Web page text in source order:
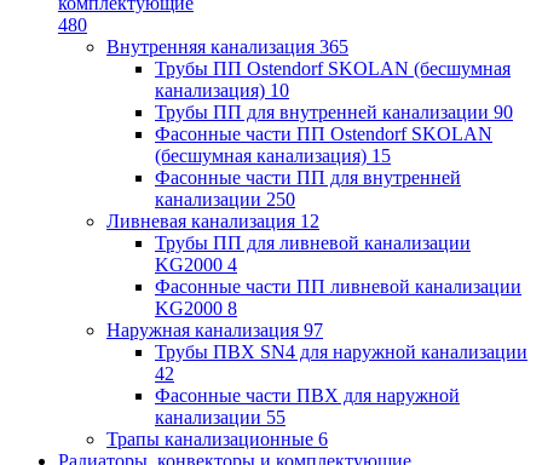
480
Внутренняя канализация 365
Трубы ПП Ostendorf SKOLAN (бесшумная
канализация) 10
Трубы ПП для внутренней канализации 90
Фасонные части ПП Ostendorf SKOLAN
(бесшумная канализация) 15
Фасонные части ПП для внутренней
канализации 250
Ливневая канализация 12
Трубы ПП для ливневой канализации
KG2000 4
Фасонные части ПП ливневой канализации
KG2000 8
Наружная канализация 97
Трубы ПВХ SN4 для наружной канализации
42
Фасонные части ПВХ для наружной
канализации 55
Трапы канализационные 6
Радиаторы, конвекторы и комплектующие